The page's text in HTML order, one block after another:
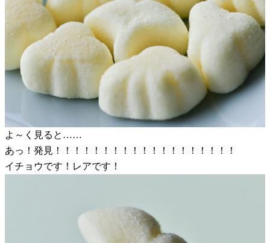
よ～く見ると……
あっ！発見！！！！！！！！！！！！！！！！！！！
イチョウです！レアです！